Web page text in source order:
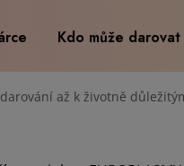
Kdo může darovat
až k životně